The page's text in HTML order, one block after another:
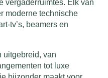
vergaderruimtes. Elk van
moderne technische
tv’s, beamers en
uitgebreid, van
tot luxe